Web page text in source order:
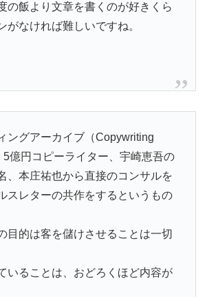
の飯より文章を書くのが好きくら
がなければ難しいですね。
ングアーカイブ（Copywriting
億円コピーライター、宇崎恵吾の
、本庄祐也から直接のコンサルを
スレターの共作をするというもの
目的は客を儲けさせることは一切
いることは、おどろくほど内容が